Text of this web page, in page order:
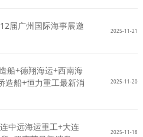
届广州国际海事展邀
2025-11-21
船+德翔海运+西南海
造船+恒力重工最新消
2025-11-20
中远海运重工+大连
2025-11-18